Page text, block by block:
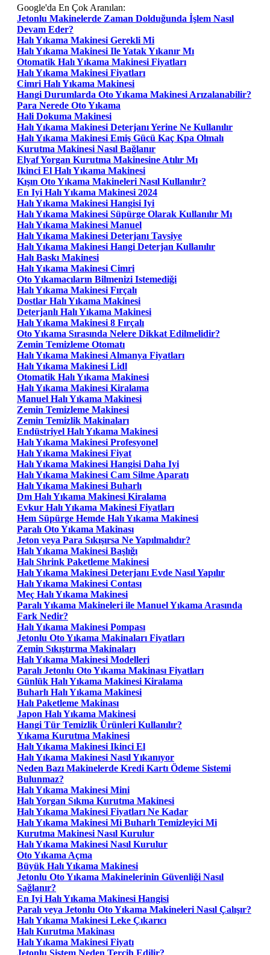
Google'da En Çok Aranılan:
Jetonlu Makinelerde Zaman Dolduğunda İşlem Nasıl
Devam Eder?
Halı Yıkama Makinesi Gerekli Mi
Halı Yıkama Makinesi Ile Yatak Yıkanır Mı
Otomatik Halı Yıkama Makinesi Fiyatları
Halı Yıkama Makinesi Fiyatları
Cimri Halı Yıkama Makinesi
Hangi Durumlarda Oto Yıkama Makinesi Arızalanabilir?
Para Nerede Oto Yıkama
Hali Dokuma Makinesi
Halı Yıkama Makinesi Deterjanı Yerine Ne Kullanılır
Halı Yıkama Makinesi Emiş Gücü Kaç Kpa Olmalı
Kurutma Makinesi Nasıl Bağlanır
Elyaf Yorgan Kurutma Makinesine Atılır Mı
Ikinci El Halı Yıkama Makinesi
Kışın Oto Yıkama Makineleri Nasıl Kullanılır?
En Iyi Halı Yıkama Makinesi 2024
Halı Yıkama Makinesi Hangisi Iyi
Halı Yıkama Makinesi Süpürge Olarak Kullanılır Mı
Halı Yıkama Makinesi Manuel
Halı Yıkama Makinesi Deterjanı Tavsiye
Halı Yıkama Makinesi Hangi Deterjan Kullanılır
Halı Baskı Makinesi
Halı Yıkama Makinesi Cimri
Oto Yıkamacıların Bilmenizi Istemediği
Halı Yıkama Makinesi Fırçalı
Dostlar Halı Yıkama Makinesi
Deterjanlı Halı Yıkama Makinesi
Halı Yıkama Makinesi 8 Fırçalı
Oto Yıkama Sırasında Nelere Dikkat Edilmelidir?
Zemin Temizleme Otomatı
Halı Yıkama Makinesi Almanya Fiyatları
Halı Yıkama Makinesi Lidl
Otomatik Halı Yıkama Makinesi
Halı Yıkama Makinesi Kiralama
Manuel Halı Yıkama Makinesi
Zemin Temizleme Makinesi
Zemin Temizlik Makinaları
Endüstriyel Halı Yıkama Makinesi
Halı Yıkama Makinesi Profesyonel
Halı Yıkama Makinesi Fiyat
Halı Yıkama Makinesi Hangisi Daha Iyi
Halı Yıkama Makinesi Cam Silme Aparatı
Halı Yıkama Makinesi Buharlı
Dm Halı Yıkama Makinesi Kiralama
Evkur Halı Yıkama Makinesi Fiyatları
Hem Süpürge Hemde Halı Yıkama Makinesi
Paralı Oto Yıkama Makinası
Jeton veya Para Sıkışırsa Ne Yapılmalıdır?
Halı Yıkama Makinesi Başlığı
Halı Shrink Paketleme Makinesi
Halı Yıkama Makinesi Deterjanı Evde Nasıl Yapılır
Halı Yıkama Makinesi Contası
Meç Halı Yıkama Makinesi
Paralı Yıkama Makineleri ile Manuel Yıkama Arasında
Fark Nedir?
Halı Yıkama Makinesi Pompası
Jetonlu Oto Yıkama Makinaları Fiyatları
Zemin Sıkıştırma Makinaları
Halı Yıkama Makinesi Modelleri
Paralı Jetonlu Oto Yıkama Makinası Fiyatları
Günlük Halı Yıkama Makinesi Kiralama
Buharlı Halı Yıkama Makinesi
Halı Paketleme Makinası
Japon Halı Yıkama Makinesi
Hangi Tür Temizlik Ürünleri Kullanılır?
Yıkama Kurutma Makinesi
Halı Yıkama Makinesi Ikinci El
Halı Yıkama Makinesi Nasıl Yıkanıyor
Neden Bazı Makinelerde Kredi Kartı Ödeme Sistemi
Bulunmaz?
Halı Yıkama Makinesi Mini
Halı Yorgan Sıkma Kurutma Makinesi
Halı Yıkama Makinesi Fiyatları Ne Kadar
Halı Yıkama Makinesi Mi Buharlı Temizleyici Mi
Kurutma Makinesi Nasıl Kurulur
Halı Yıkama Makinesi Nasıl Kurulur
Oto Yıkama Açma
Büyük Halı Yıkama Makinesi
Jetonlu Oto Yıkama Makinelerinin Güvenliği Nasıl
Sağlanır?
En Iyi Halı Yıkama Makinesi Hangisi
Paralı veya Jetonlu Oto Yıkama Makineleri Nasıl Çalışır?
Halı Yıkama Makinesi Leke Çıkarıcı
Halı Kurutma Makinası
Halı Yıkama Makinesi Fiyatı
Jetonlu Sistem Neden Tercih Edilir?